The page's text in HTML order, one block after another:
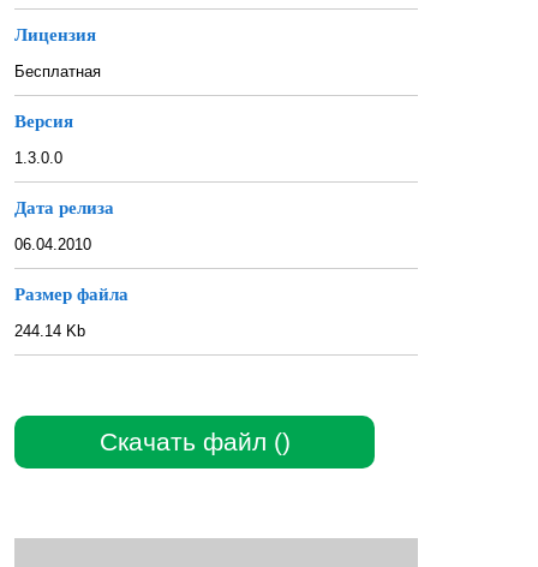
Лицензия
Бесплатная
Версия
1.3.0.0
Дата релиза
06.04.2010
Размер файла
244.14 Kb
Скачать файл ()